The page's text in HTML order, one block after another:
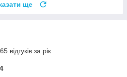
ще
відгуків за рік